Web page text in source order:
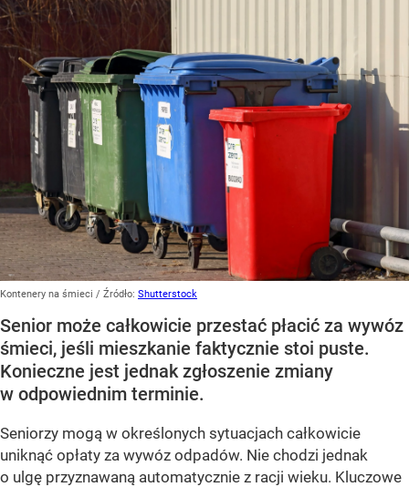
Kontenery na śmieci / Źródło: Shutterstock
Senior może całkowicie przestać płacić za wywóz
śmieci, jeśli mieszkanie faktycznie stoi puste.
Konieczne jest jednak zgłoszenie zmiany
w odpowiednim terminie.
Seniorzy mogą w określonych sytuacjach całkowicie
uniknąć opłaty za wywóz odpadów. Nie chodzi jednak
o ulgę przyznawaną automatycznie z racji wieku. Kluczowe